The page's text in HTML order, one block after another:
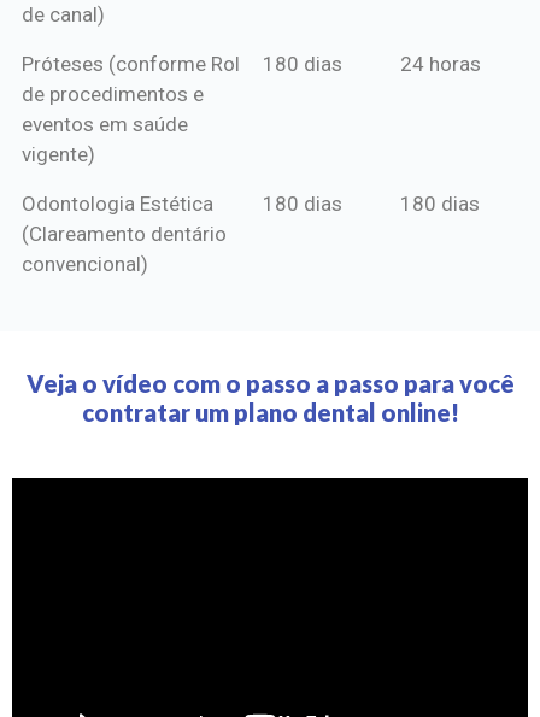
de canal)
Próteses (conforme Rol
de procedimentos e
eventos em saúde
vigente)
180 dias 24 horas
Odontologia Estética
(Clareamento dentário
convencional)
180 dias 180 dias
Veja o vídeo com o passo a passo para você
contratar um plano dental online!